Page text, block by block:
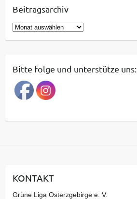
Beitragsarchiv
B
e
r
a
g
a
v
Bitte folge und unterstütze uns:
KONTAKT
Grüne Liga Osterzgebirge e. V.